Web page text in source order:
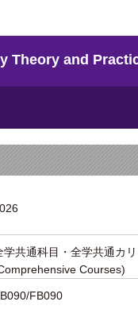
Theory and
学共通科目・全学共通カ
Courses)
FB090